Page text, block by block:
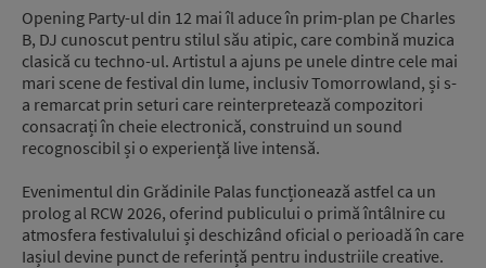
Opening Party-ul din 12 mai îl aduce în prim-plan pe Charles
B, DJ cunoscut pentru stilul său atipic, care combină muzica
clasică cu techno-ul. Artistul a ajuns pe unele dintre cele mai
mari scene de festival din lume, inclusiv Tomorrowland, și s-
a remarcat prin seturi care reinterpretează compozitori
consacrați în cheie electronică, construind un sound
recognoscibil și o experiență live intensă.
Evenimentul din Grădinile Palas funcționează astfel ca un
prolog al RCW 2026, oferind publicului o primă întâlnire cu
atmosfera festivalului și deschizând oficial o perioadă în care
Iașiul devine punct de referință pentru industriile creative.